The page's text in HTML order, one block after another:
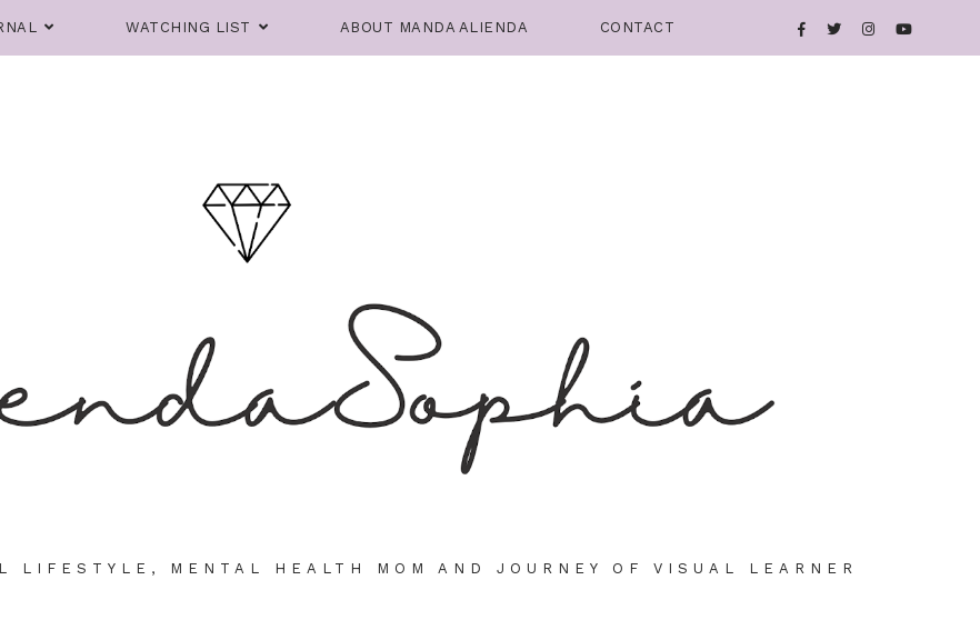
WATCHING LIST ABOUT MANDA ALIENDA CONTACT
MENTAL HEALTH MOM AND JOURNEY OF VISUAL LEARNER